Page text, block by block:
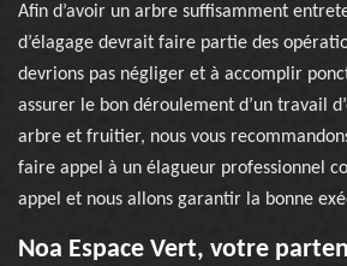
Afin d’avoir un arbre suffisamment
d’élagage devrait faire partie des
devrions pas négliger et à accomplir
assurer le bon déroulement d’un travail
arbre et fruitier, nous vous
faire appel à un élagueur professionnel
appel et nous allons garantir la bonne
Noa Espace Vert, votre